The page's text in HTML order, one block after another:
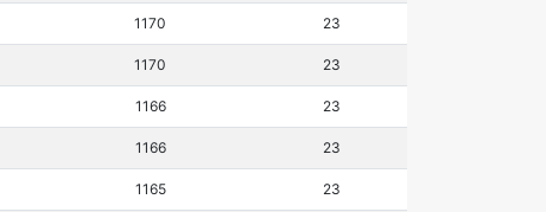
1170 23
1170 23
1166 23
1166 23
1165 23